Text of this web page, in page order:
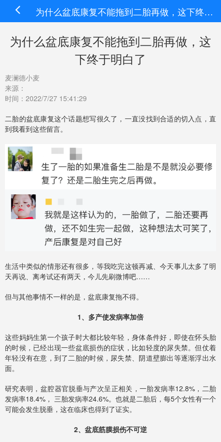
为什么盆底康复不能拖到二胎再做，这下终于明白了
为什么盆底康复不能拖到二胎再做，这
下终于明白了
麦澜德小麦
来源：
时间：2022/7/27 15:41:29
二胎的盆底康复这个话题想写很久了，一直没找到合适的切入点，直
到我看到这些留言。
生活中类似的情形还有很多，等我吃完这顿再减、今天事儿太多了明
天再说、离考试还有两天，今儿先刷微博吧……
但与其他事情不一样的是，盆底康复拖不得。
1、多产使发病率加倍
这些妈妈生第一个孩子时大都比较年轻，身体条件好，即使在怀头胎
的时候，已经出现一些盆底损伤的症状，比如轻度的尿失禁。但仗着
年轻没有在意，到了二胎的时候，尿失禁、阴道壁膨出等逐渐浮出水
面。
研究表明，盆腔器官脱垂与产次呈正相关，一胎发病率12.8%，二胎
发病率18.4%， 三胎发病率24.6%。也就是二胎后，每5个女性有一个
可能会发生脱垂，这在临床也得到了证实。
2、盆底筋膜损伤不可逆